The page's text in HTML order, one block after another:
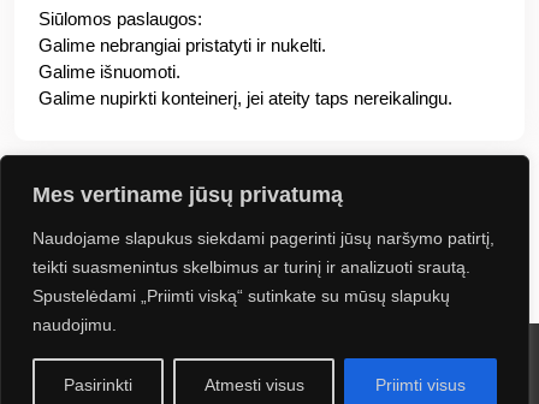
Mes vertiname jūsų privatumą
Naudojame slapukus siekdami pagerinti jūsų naršymo patirtį,
teikti suasmenintus skelbimus ar turinį ir analizuoti srautą.
Spustelėdami „Priimti viską“ sutinkate su mūsų slapukų
naudojimu.
Pasirinkti Atmesti visus Priimti visus
Siūlomos paslaugos:
Galime nebrangiai pristatyti ir nukelti.
Galime išnuomoti.
Galime nupirkti konteinerį, jei ateity taps nereikalingu.
Jus gali sudominti
2024 UAB Kontineta. Visos teisės saugomos. Sprendimas:
Navus